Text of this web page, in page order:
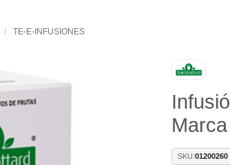
/ TE-E-INFUSIONES
SKU:01200260